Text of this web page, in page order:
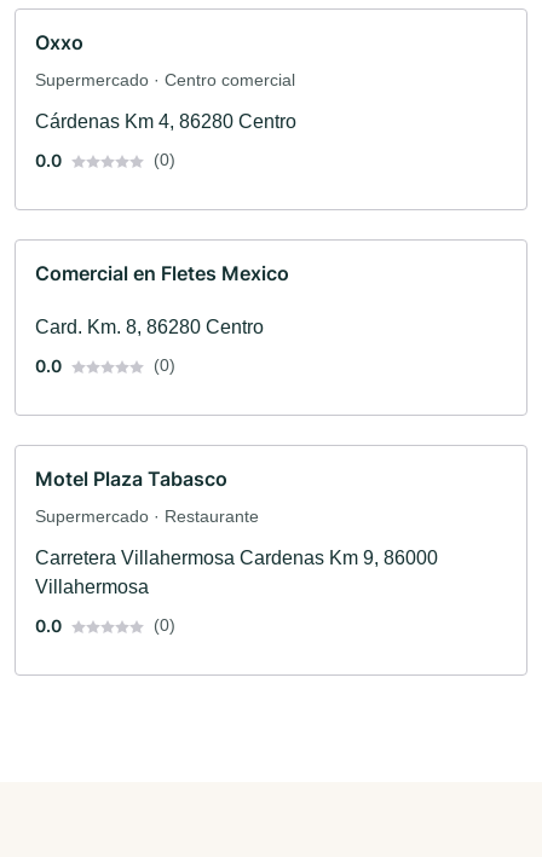
Oxxo
Supermercado · Centro comercial
Cárdenas Km 4, 86280 Centro
0.0
(0)
Comercial en Fletes Mexico
Card. Km. 8, 86280 Centro
0.0
(0)
Motel Plaza Tabasco
Supermercado · Restaurante
Carretera Villahermosa Cardenas Km 9, 86000
Villahermosa
0.0
(0)